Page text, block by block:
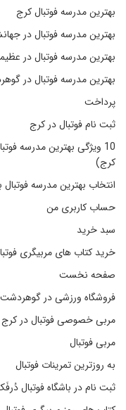
بهترین مدرسه فوتبال کرج
بهترین مدرسه فوتبال در
بهترین مدرسه فوتبال در
بهترین مدرسه فوتبال در
پرداخت
ثبت نام فوتبال در کرج
10 ویژگی بهترین مدرسه
کرج)
انتخاب بهترین مدرسه فوتبال
حساب کاربری من
سبد خرید
خرید کتاب های مربیگری
صفحه نخست
فروشگاه ورزشی در
مربی خصوصی فوتبال در
مربی فوتبال
به روزترین تمرینات فوتبال
ثبت نام در باشگاه فوتبال